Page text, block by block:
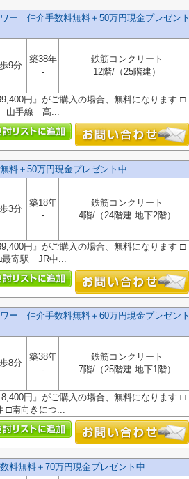
ー 仲介手数料無料＋50万円現金プレゼント
9分
築38年
-
鉄筋コンクリート
12階/（25階建）
円』がご購入の場合、無料になります □
山手線 高...
料＋50万円現金プレゼント中
3分
築18年
-
鉄筋コンクリート
4階/（24階建 地下2階）
円』がご購入の場合、無料になります □
寄駅 JR中...
ー 仲介手数料無料＋60万円現金プレゼント
8分
築38年
-
鉄筋コンクリート
7階/（25階建 地下1階）
円』がご購入の場合、無料になります □
南向きにつ...
料無料＋70万円現金プレゼント中